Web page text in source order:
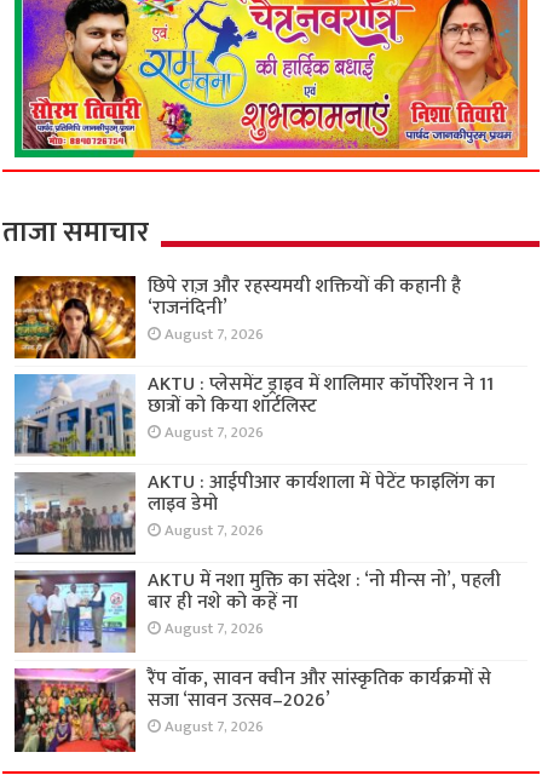
ताजा समाचार
छिपे राज़ और रहस्यमयी शक्तियों की कहानी है
‘राजनंदिनी’
August 7, 2026
AKTU : प्लेसमेंट ड्राइव में शालिमार कॉर्पोरेशन ने 11
छात्रों को किया शॉर्टलिस्ट
August 7, 2026
AKTU : आईपीआर कार्यशाला में पेटेंट फाइलिंग का
लाइव डेमो
August 7, 2026
AKTU में नशा मुक्ति का संदेश : ‘नो मीन्स नो’, पहली
बार ही नशे को कहें ना
August 7, 2026
रैंप वॉक, सावन क्वीन और सांस्कृतिक कार्यक्रमों से
सजा ‘सावन उत्सव–2026’
August 7, 2026